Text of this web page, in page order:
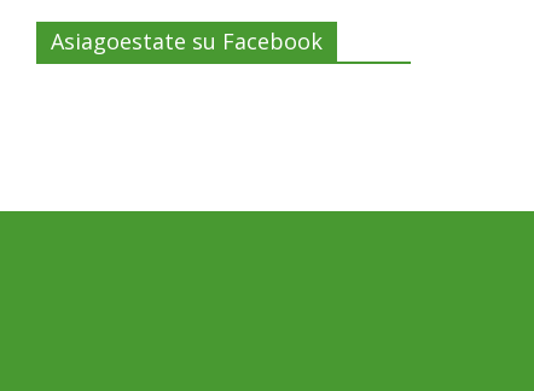
Asiagoestate su Facebook